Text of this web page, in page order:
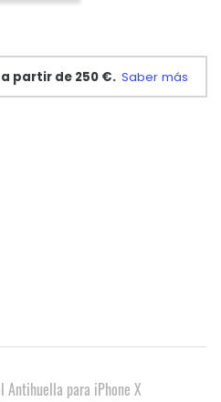
Antihuella para iPhone X